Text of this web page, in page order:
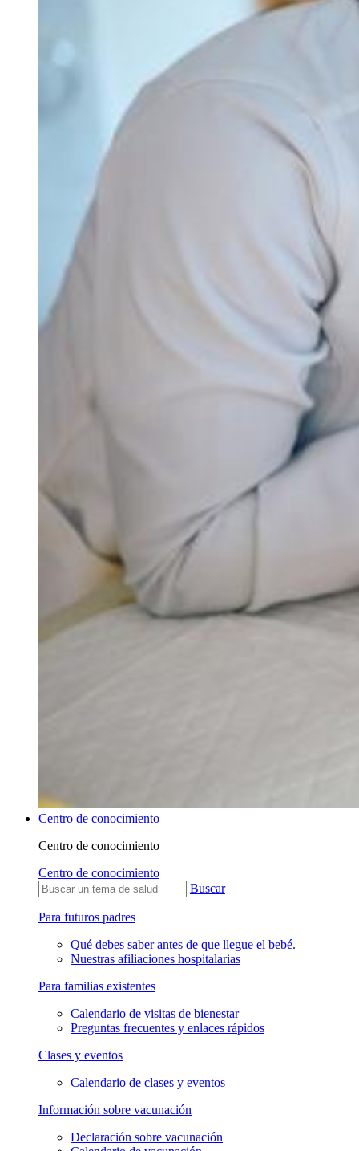
Centro de conocimiento
Centro de conocimiento
Centro de conocimiento
Buscar
Para futuros padres
Qué debes saber antes de que llegue el bebé.
Nuestras afiliaciones hospitalarias
Para familias existentes
Calendario de visitas de bienestar
Preguntas frecuentes y enlaces rápidos
Clases y eventos
Calendario de clases y eventos
Información sobre vacunación
Declaración sobre vacunación